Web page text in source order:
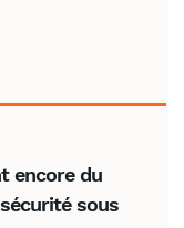
encore du
sous